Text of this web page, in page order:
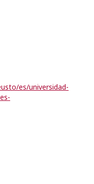
es/universidad-